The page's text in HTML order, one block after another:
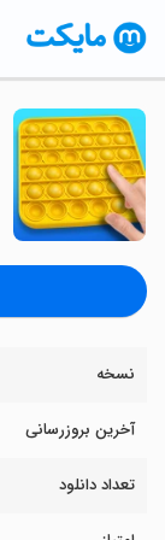
نسخه
آخرین بروزرسانی
تعداد دانلود